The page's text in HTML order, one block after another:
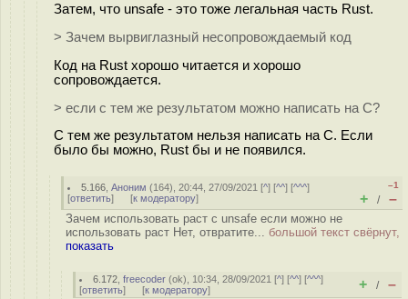
Затем, что unsafe - это тоже легальная часть Rust.
> Зачем вырвиглазный несопровождаемый код
Код на Rust хорошо читается и хорошо
сопровождается.
> если с тем же результатом можно написать на С?
С тем же результатом нельзя написать на С. Если
было бы можно, Rust бы и не появился.
5.166 ,Аноним (164), 20:44, 27/09/2021 [^] [^^] [^^^]
[ответить] [к модератору]
–1
+ / –
Зачем использовать раст с unsafe если можно не
использовать раст Нет, отвратите... большой текст свёрнут,
показать
6.172 ,freecoder (ok), 10:34, 28/09/2021 [^] [^^] [^^^]
[ответить] [к модератору] + / –